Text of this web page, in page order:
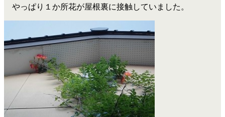
やっぱり１か所花が屋根裏に接触していました。